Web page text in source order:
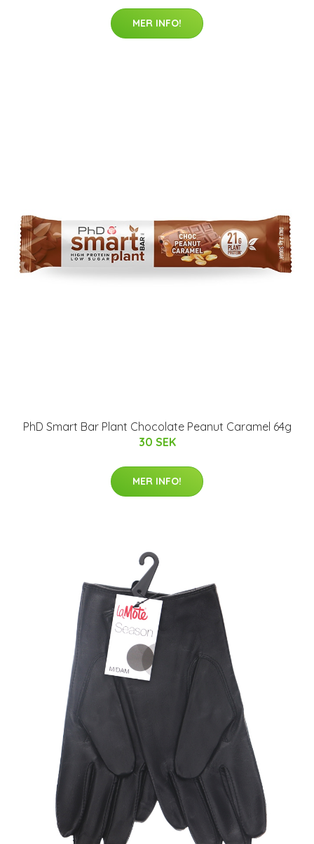
MER INFO!
PhD Smart Bar Plant Chocolate Peanut Caramel 64g
30 SEK
MER INFO!